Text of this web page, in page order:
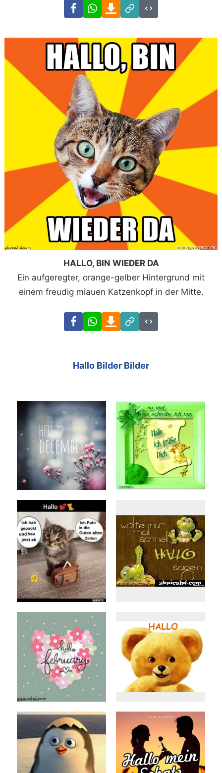
FacebookWhatsAppDownload
Link
Code
HALLO, BIN WIEDER DA
Ein aufgeregter, orange-gelber Hintergrund mit
einem freudig miauen Katzenkopf in der Mitte.
FacebookWhatsAppDownload
Link
Code
Hallo Bilder Bilder